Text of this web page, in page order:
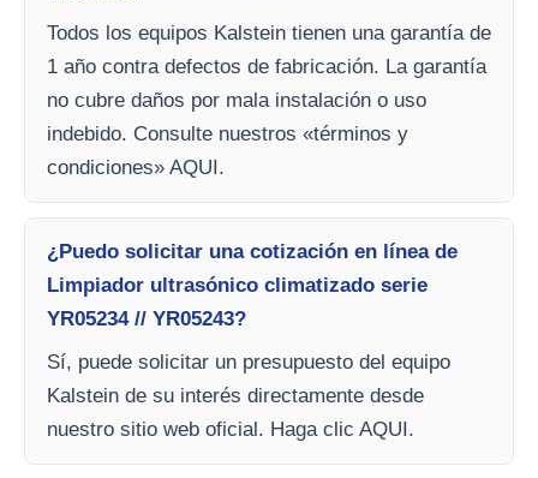
Todos los equipos Kalstein tienen una garantía de
1 año contra defectos de fabricación. La garantía
no cubre daños por mala instalación o uso
indebido. Consulte nuestros «términos y
condiciones» AQUI.
¿Puedo solicitar una cotización en línea de
Limpiador ultrasónico climatizado serie
YR05234 // YR05243?
Sí, puede solicitar un presupuesto del equipo
Kalstein de su interés directamente desde
nuestro sitio web oficial. Haga clic AQUI.